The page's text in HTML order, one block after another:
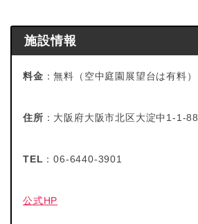
施設情報
料金 ：無料（空中庭園展望台は有料）
住所 ：大阪府大阪市北区大淀中1-1-88
TEL ：06-6440-3901
公式HP